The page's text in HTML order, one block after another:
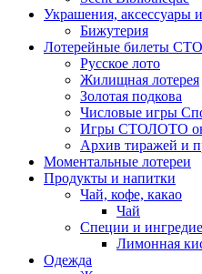
Украшения, аксессуары
Бижутерия
Лотерейные билеты
Русское лото
Жилищная лотерея
Золотая подкова
Числовые игры
Игры СТОЛОТО
Архив тиражей и
Моментальные лотереи
Продукты и напитки
Чай, кофе, какао
Чай
Специи и
Лимонная
Одежда